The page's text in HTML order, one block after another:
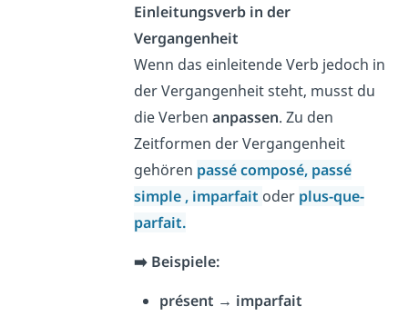
Einleitungsverb in der
Vergangenheit
Wenn das einleitende Verb jedoch in
der Vergangenheit steht, musst du
die Verben anpassen. Zu den
Zeitformen der Vergangenheit
gehören passé composé, passé
simple , imparfait oder plus-que-
parfait.
➡️ Beispiele:
présent → imparfait